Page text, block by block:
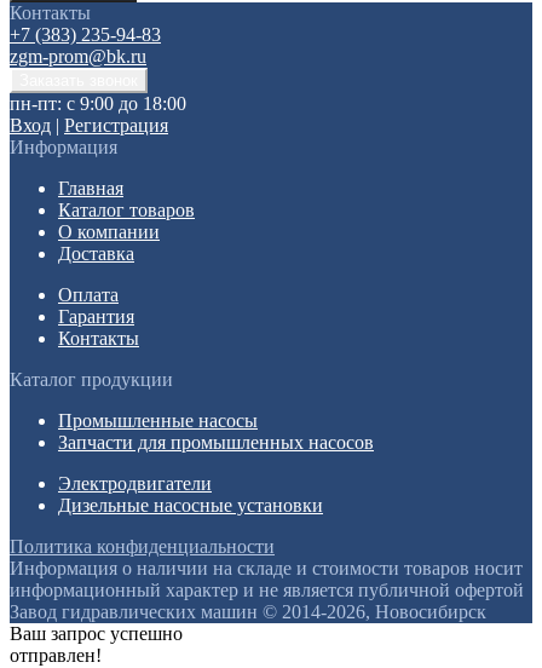
Контакты
+7 (383) 235-94-83
zgm-prom@bk.ru
пн-пт: с 9:00 до 18:00
Вход | Регистрация
Информация
Главная
Каталог товаров
О компании
Доставка
Оплата
Гарантия
Контакты
Каталог продукции
Промышленные насосы
Запчасти для промышленных насосов
Электродвигатели
Дизельные насосные установки
Политика конфиденциальности
Информация о наличии на складе и стоимости товаров носит
информационный характер и не является публичной офертой
Завод гидравлических машин © 2014-2026, Новосибирск
Ваш запрос успешно
отправлен!